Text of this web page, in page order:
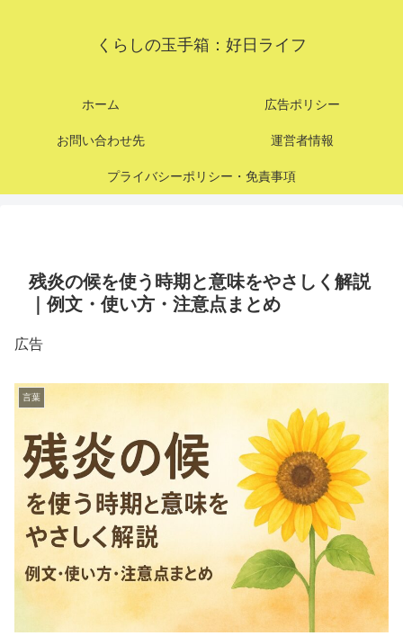
くらしの玉手箱：好日ライフ
ホーム 広告ポリシー
お問い合わせ先 運営者情報
プライバシーポリシー・免責事項
残炎の候を使う時期と意味をやさしく解説
｜例文・使い方・注意点まとめ
広告
言葉